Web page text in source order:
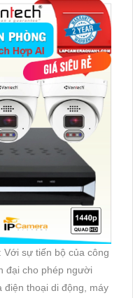
sự tiến bộ của công
đại cho phép người
điện thoại di động, máy